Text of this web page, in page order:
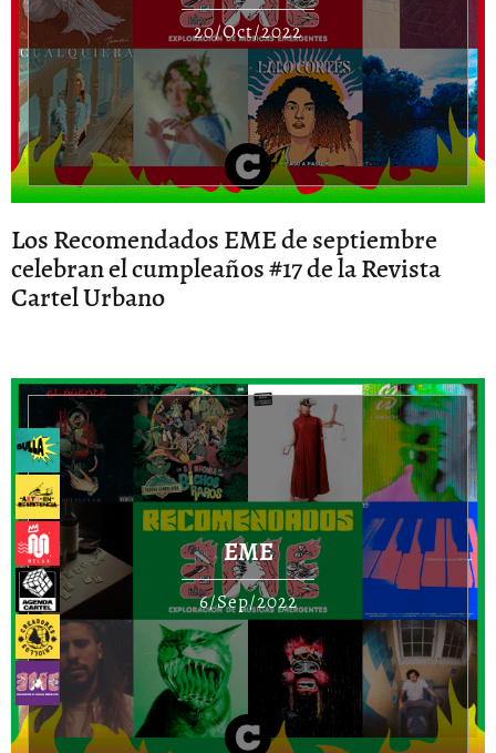
20/Oct/2022
Los Recomendados EME de septiembre
celebran el cumpleaños #17 de la Revista
Cartel Urbano
EME
6/Sep/2022